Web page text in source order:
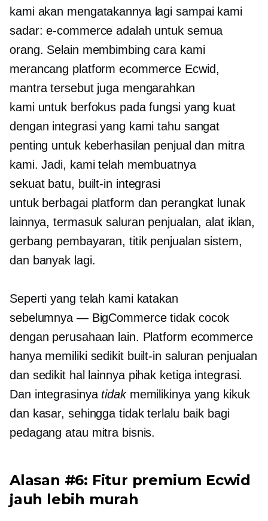
kami akan mengatakannya lagi sampai kami
sadar: e-commerce adalah untuk semua
orang. Selain membimbing cara kami
merancang platform ecommerce Ecwid,
mantra tersebut juga mengarahkan
kami untuk berfokus pada fungsi yang kuat
dengan integrasi yang kami tahu sangat
penting untuk keberhasilan penjual dan mitra
kami. Jadi, kami telah membuatnya
sekuat batu, built-in integrasi
untuk berbagai platform dan perangkat lunak
lainnya, termasuk saluran penjualan, alat iklan,
gerbang pembayaran, titik penjualan sistem,
dan banyak lagi.
Seperti yang telah kami katakan
sebelumnya — BigCommerce tidak cocok
dengan perusahaan lain. Platform ecommerce
hanya memiliki sedikit built-in saluran penjualan
dan sedikit hal lainnya pihak ketigaintegrasi.
Dan integrasinya tidakmemilikinya yang kikuk
dan kasar, sehingga tidak terlalu baik bagi
pedagang atau mitra bisnis.
Alasan #6: Fitur premium Ecwid
jauh lebih murah